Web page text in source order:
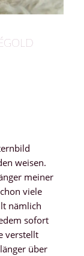
weisen.
meiner
viele
nämlich
sofort
verstellt
über